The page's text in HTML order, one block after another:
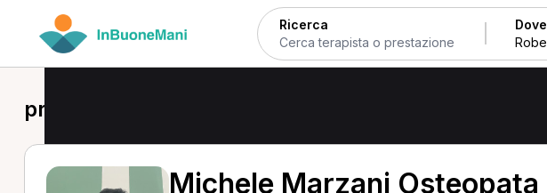
Ricerca Dove
prima visita osteopatica a Robecco sul Naviglio
Michele Marzani Osteopata